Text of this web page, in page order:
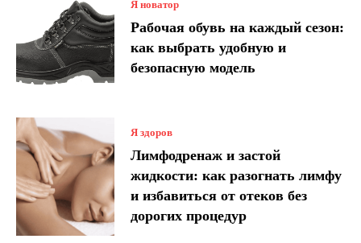
Я новатор
Рабочая обувь на каждый сезон:
как выбрать удобную и
безопасную модель
Я здоров
Лимфодренаж и застой
жидкости: как разогнать лимфу
и избавиться от отеков без
дорогих процедур